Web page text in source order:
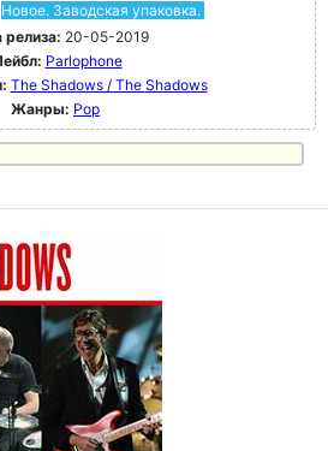
Новое. Заводская упаковка.
релиза: 20-05-2019
Parlophone
The Shadows / The Shadows
Жанры: Pop